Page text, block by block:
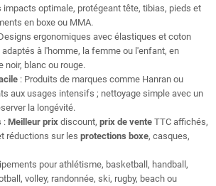
impacts optimale, protégeant tête, tibias, pieds et
en boxe ou MMA.
ergonomiques avec élastiques et coton
à l'homme, la femme ou l'enfant, en
noir, blanc ou rouge.
: Produits de marques comme Hanran ou
aux usages intensifs ; nettoyage simple avec un
la longévité.
: Meilleur prix discount, prix de vente TTC affichés,
réductions sur les protections boxe, casques,
pour athlétisme, basketball, handball,
volley, randonnée, ski, rugby, beach ou